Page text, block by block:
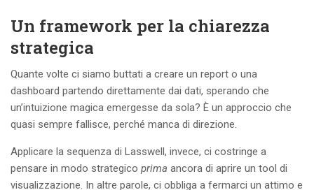
Un framework per la chiarezza
strategica
Quante volte ci siamo buttati a creare un report o una
dashboard partendo direttamente dai dati, sperando che
un’intuizione magica emergesse da sola? È un approccio che
quasi sempre fallisce, perché manca di direzione.
Applicare la sequenza di Lasswell, invece, ci costringe a
pensare in modo strategico prima ancora di aprire un tool di
visualizzazione. In altre parole, ci obbliga a fermarci un attimo e